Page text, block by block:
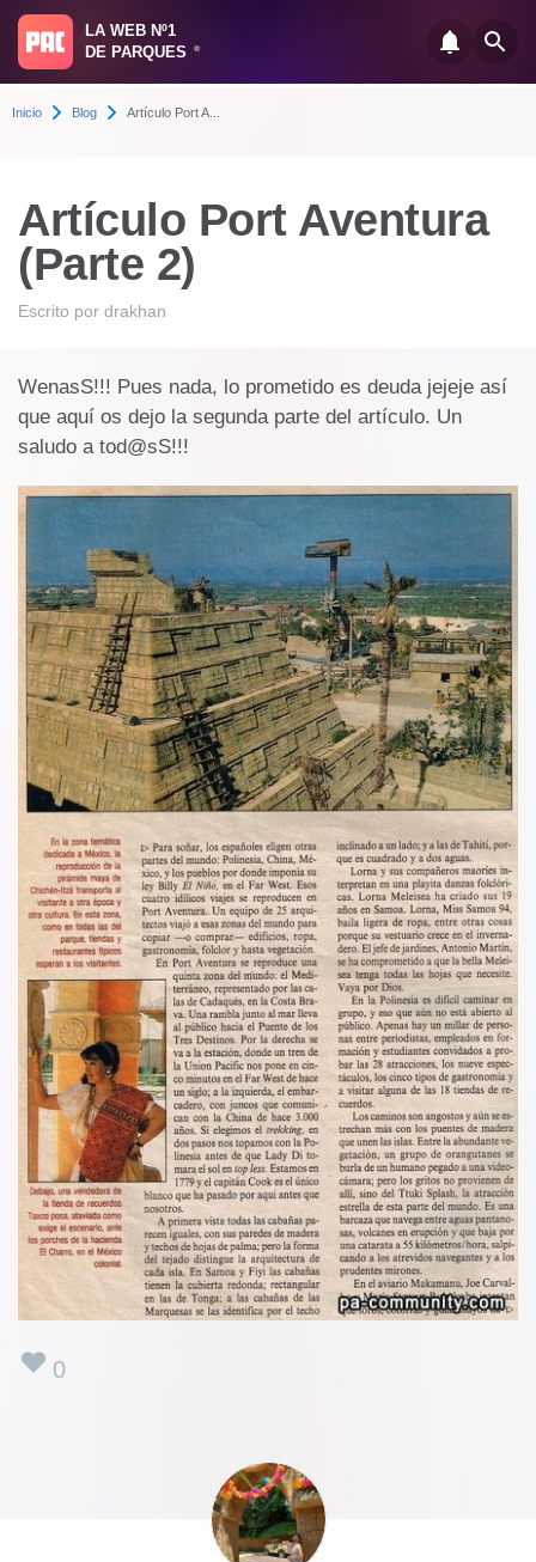
LA WEB Nº1
DE PARQUES
®
Inicio Blog Artículo Port A...
Artículo Port Aventura
(Parte 2)
Escrito por drakhan
WenasS!!! Pues nada, lo prometido es deuda jejeje así
que aquí os dejo la segunda parte del artículo. Un
saludo a tod@sS!!!
0